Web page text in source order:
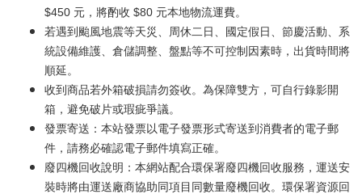
$450 元，將酌收 $80 元本地物流運費。
若遇到颱風地震等天災、周休二日、國定假日、節慶活動、系
統設備維護、倉儲調整、盤點等不可控制因素時，出貨時間將
順延。
收到商品若外箱破損請勿簽收。為保障雙方，可自行錄影開
箱，避免破片或瑕疵爭議。
發票寄送：本站發票以電子發票形式寄送到消費者的電子郵
件，請務必確認電子郵件填寫正確。
廢四機回收說明：本網站配合環保署廢四機回收服務，運送安
裝時將由運送廠商協助同項目同數量廢機回收。環保署資源回